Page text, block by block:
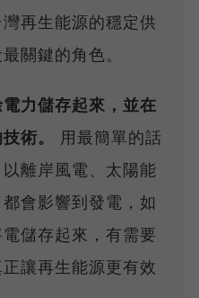
再生能源的穩定供
關鍵的角色。
力儲存起來，並在
術。
用最簡單的話
離岸風電、太陽能
會影響到發電，如
儲存起來，有需要
讓再生能源更有效